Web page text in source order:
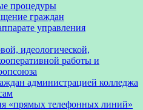
процедуры
граждан
управления
идеологической,
работы и
администрацией колледжа
«прямых телефонных линий»